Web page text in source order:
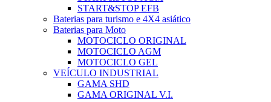
START&STOP EFB
Baterias para turismo e 4X4 asiático
Baterias para Moto
MOTOCICLO ORIGINAL
MOTOCICLO AGM
MOTOCICLO GEL
VEÍCULO INDUSTRIAL
GAMA SHD
GAMA ORIGINAL V.I.